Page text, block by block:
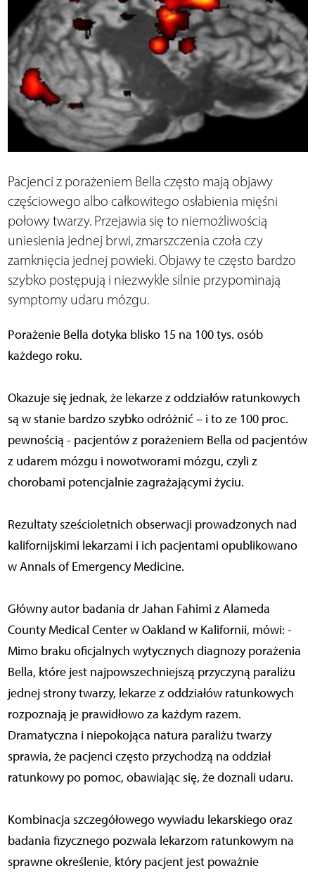
Pacjenci z porażeniem Bella często mają objawy
częściowego albo całkowitego osłabienia mięśni
połowy twarzy. Przejawia się to niemożliwością
uniesienia jednej brwi, zmarszczenia czoła czy
zamknięcia jednej powieki. Objawy te często bardzo
szybko postępują i niezwykle silnie przypominają
symptomy udaru mózgu.
Porażenie Bella dotyka blisko 15 na 100 tys. osób
każdego roku.
Okazuje się jednak, że lekarze z oddziałów ratunkowych
są w stanie bardzo szybko odróżnić – i to ze 100 proc.
pewnością - pacjentów z porażeniem Bella od pacjentów
z udarem mózgu i nowotworami mózgu, czyli z
chorobami potencjalnie zagrażającymi życiu.
Rezultaty sześcioletnich obserwacji prowadzonych nad
kalifornijskimi lekarzami i ich pacjentami opublikowano
w Annals of Emergency Medicine.
Główny autor badania dr Jahan Fahimi z Alameda
County Medical Center w Oakland w Kalifornii, mówi: -
Mimo braku oficjalnych wytycznych diagnozy porażenia
Bella, które jest najpowszechniejszą przyczyną paraliżu
jednej strony twarzy, lekarze z oddziałów ratunkowych
rozpoznają je prawidłowo za każdym razem.
Dramatyczna i niepokojąca natura paraliżu twarzy
sprawia, że pacjenci często przychodzą na oddział
ratunkowy po pomoc, obawiając się, że doznali udaru.
Kombinacja szczegółowego wywiadu lekarskiego oraz
badania fizycznego pozwala lekarzom ratunkowym na
sprawne określenie, który pacjent jest poważnie